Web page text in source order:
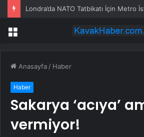
Londra’da NATO Tatbikatı İçin Metro
Menü
Anasayfa / Haber
Haber
Sakarya ‘acıya’
vermiyor!